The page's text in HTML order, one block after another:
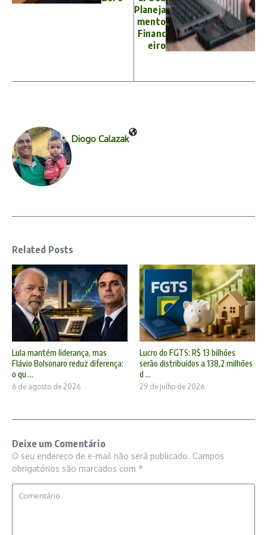
Planeja
mento
Financ
eiro
Diogo Calazak
Related Posts
Lula mantém liderança, mas
Flávio Bolsonaro reduz diferença:
o qu ...
6 de agosto de 2026
Lucro do FGTS: R$ 13 bilhões
serão distribuídos a 138,2 milhões
d ...
29 de julho de 2026
Deixe um Comentário
O seu endereço de e-mail não será publicado. Campos
obrigatórios são marcados com *